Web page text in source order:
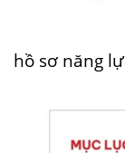
hồ sơ năng